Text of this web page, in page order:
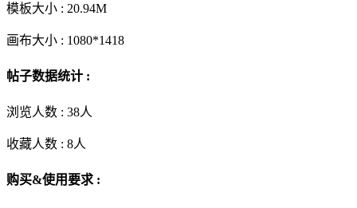
模板大小 : 20.94M
画布大小 : 1080*1418
帖子数据统计 :
浏览人数 : 38人
收藏人数 : 8人
购买&使用要求 :